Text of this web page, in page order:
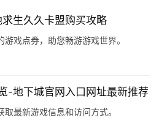
生久久卡盟购买攻略
戏点券，助您畅游游戏世界。
-地下城官网入口网址最新推荐
最新游戏信息和访问方式。